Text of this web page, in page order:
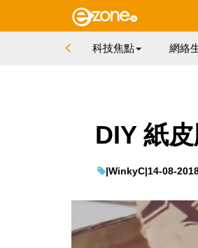
科技焦點 網絡
DIY 紙
|WinkyC|14-08-